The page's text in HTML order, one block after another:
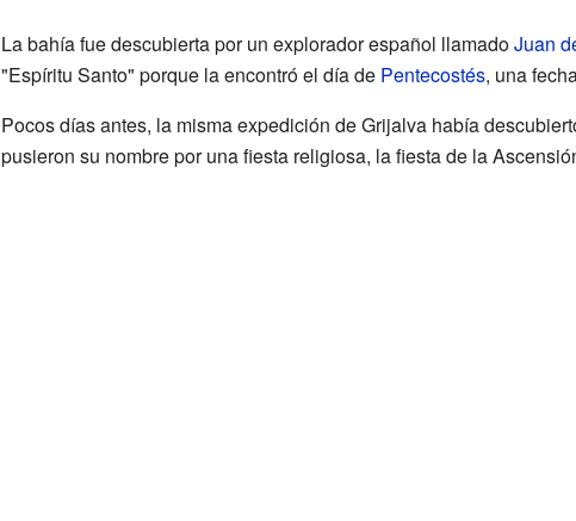
La bahía fue descubierta por un explorador español llamadoJuan
"Espíritu Santo" porque la encontró el día de Pentecostés, una
Pocos días antes, la misma expedición de Grijalva había
pusieron su nombre por una fiesta religiosa, la fiesta de la